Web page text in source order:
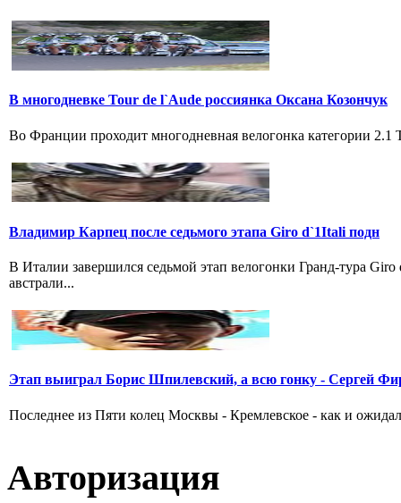
В многодневке Tour de l`Aude россиянка Оксана Козончук
Во Франции проходит многодневная велогонка категории
Владимир Карпец после седьмого этапа Giro d`1Itali подн
В Италии завершился седьмой этап велогонки Гранд-тура
австрали...
Этап выиграл Борис Шпилевский, а всю гонку - Сергей
Последнее из Пяти колец Москвы - Кремлевское - как и
Авторизация